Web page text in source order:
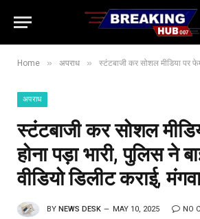
Home » अपराध » स्टंटबाजी कर सोशल मीडिया पर फेमस होना पड़ा भारी, पुलिस
अपराध
स्टंटबाजी कर सोशल
होना पड़ा भारी, पुलिस ने
वीडियो डिलीट कराई,
BY NEWS DESK MAY 10, 2025
NO